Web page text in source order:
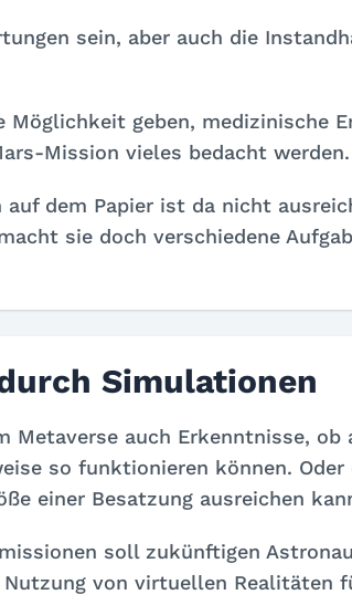
sein, aber auch die
geben, medizinische
Mission vieles bedacht werden.
auf dem Papier ist da nicht
sie doch verschiedene
Simulationen
Metaverse auch Erkenntnisse, ob
so funktionieren können. Oder
einer Besatzung ausreichen
soll zukünftigen
von virtuellen Realitäten